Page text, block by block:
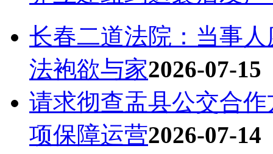
长春二道法院：当事
法袍欲与家2026-07-15
请求彻查盂县公交合
项保障运营2026-07-14